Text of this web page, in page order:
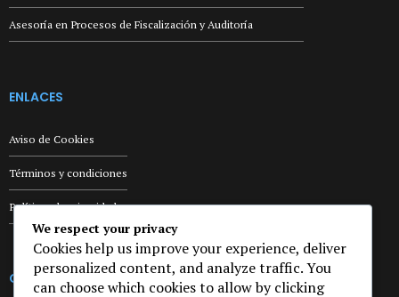
Asesoría en Procesos de Fiscalización y Auditoría
ENLACES
Aviso de Cookies
Términos y condiciones
Políticas de privacidad
CONSULTA GRATIS
We respect your privacy
Cookies help us improve your experience, deliver
personalized content, and analyze traffic. You
can choose which cookies to allow by clicking